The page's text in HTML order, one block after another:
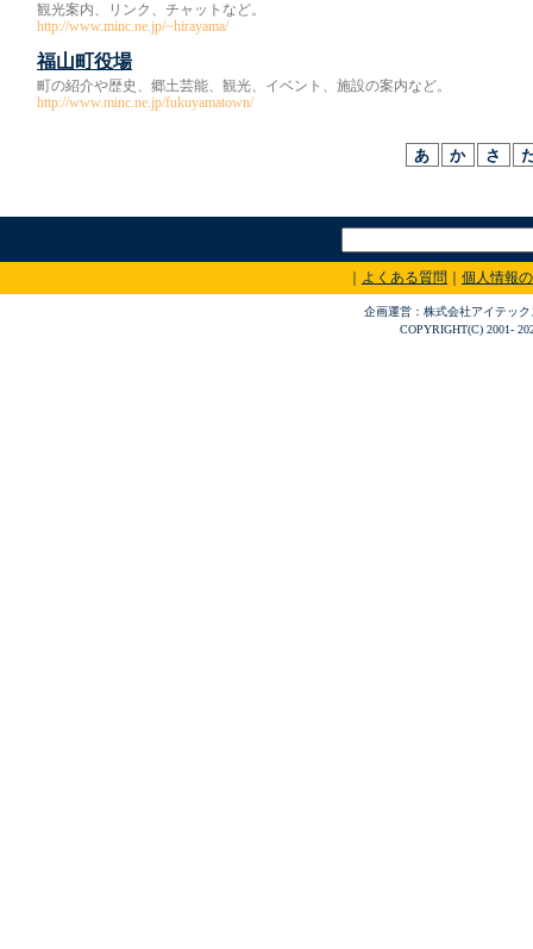
観光案内、リンク、チャットなど。
http://www.minc.ne.jp/~hirayama/
福山町役場
町の紹介や歴史、郷土芸能、観光、イベント、施設の案内など。
http://www.minc.ne.jp/fukuyamatown/
よくある質問 個人情報
企画運営：株式会社アイテッ
COPYRIGHT(C) 2001-